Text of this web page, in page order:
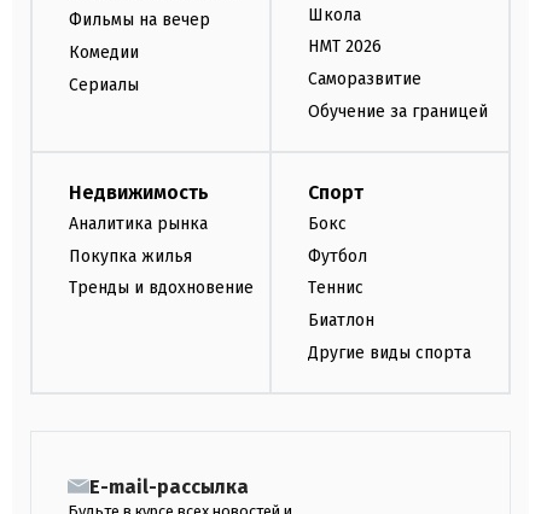
Фильмы на вечер
Комедии
Сериалы
Школа
НМТ 2026
Саморазвитие
Обучение за границей
Недвижимость
Аналитика рынка
Покупка жилья
Тренды и вдохновение
Спорт
Бокс
Футбол
Теннис
Биатлон
Другие виды спорта
E-mail-рассылка